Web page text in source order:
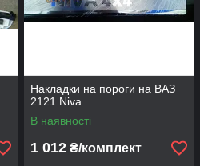
Накладки на пороги на ВАЗ
2121 Niva
В наявності
1 012 ₴/комплект